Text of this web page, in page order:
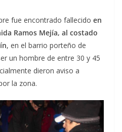
fue encontrado fallecido en
Ramos Mejía, al costado
, en el barrio porteño de
un hombre de entre 30 y 45
dieron aviso a
la zona.